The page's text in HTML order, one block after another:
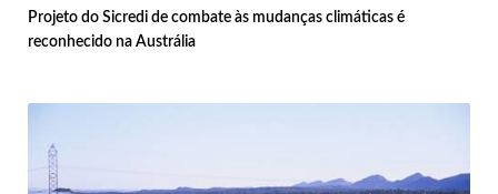
Projeto do Sicredi de combate às mudanças climáticas é
reconhecido na Austrália